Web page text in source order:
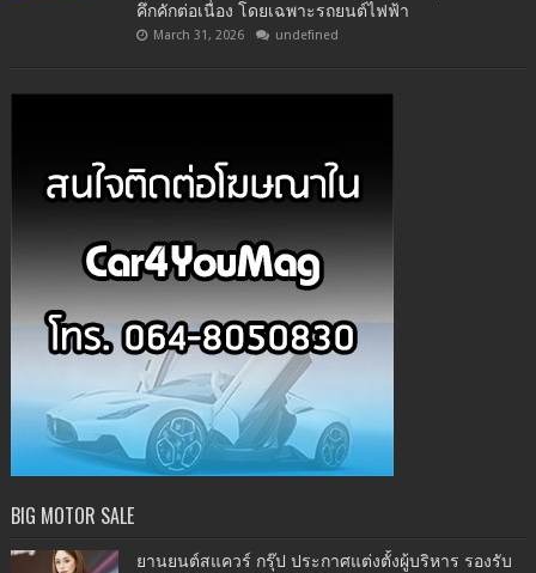
คึกคักต่อเนื่อง โดยเฉพาะรถยนต์ไฟฟ้า
March 31, 2026 undefined
BIG MOTOR SALE
ยานยนต์สแควร์ กรุ๊ป ประกาศแต่งตั้งผู้บริหาร รองรับ